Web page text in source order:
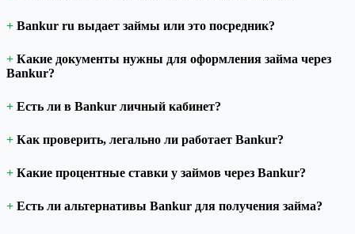
Bankur ru выдает займы или это посредник?
Какие документы нужны для оформления займа через
Bankur?
Есть ли в Bankur личный кабинет?
Как проверить, легально ли работает Bankur?
Какие процентные ставки у займов через Bankur?
Есть ли альтернативы Bankur для получения займа?